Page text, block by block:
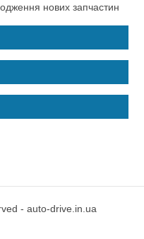
нових запчастин
- auto-drive.in.ua